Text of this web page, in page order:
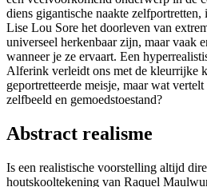
diens gigantische naakte
Lise Lou Sore het doorleven van
universeel herkenbaar zijn, maar vaak
wanneer je ze ervaart. Een
Alferink verleidt ons met de kleurrijke
geportretteerde meisje, maar wat
zelfbeeld en gemoedstoestand?
Abstract realisme
Is een realistische voorstelling altijd
houtskooltekening van Raquel